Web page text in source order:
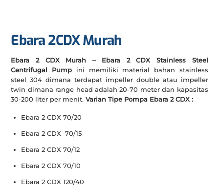
Ebara 2CDX Murah
Ebara 2 CDX Murah – Ebara 2 CDX Stainless Steel
Centrifugal Pump ini memiliki material bahan stainless
steel 304 dimana terdapat impeller double atau impeller
twin dimana range head adalah 20-70 meter dan kapasitas
30-200 liter per menit.Varian Tipe Pompa Ebara 2 CDX :
Ebara 2 CDX 70/20
Ebara 2 CDX 70/15
Ebara 2 CDX 70/12
Ebara 2 CDX 70/10
Ebara 2 CDX 120/40